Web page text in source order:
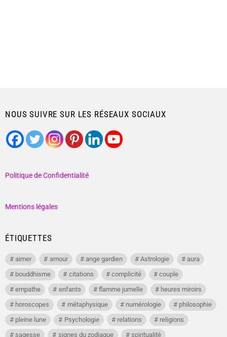
NOUS SUIVRE SUR LES RÉSEAUX SOCIAUX
Politique de Confidentialité
Mentions légales
ÉTIQUETTES
aimer amour ange gardien Astrologie
aura
bouddhisme
citations complicité
couple
empathe
enfants flamme jumelle
heures miroirs
horoscopes
métaphysique numérologie
philosophie
pleine lune
Psychologie relations
religions
sagesse
signes du zodiaque spiritualité